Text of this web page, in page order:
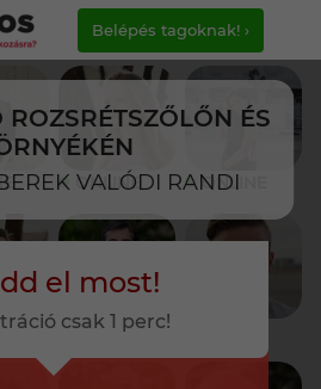
ROZSRÉTSZŐLŐN ÉS
VALÓDI RANDI
Belépés tagoknak! ›
ONLINE ONLINE
ONLINE
el most!
csak 1 perc!